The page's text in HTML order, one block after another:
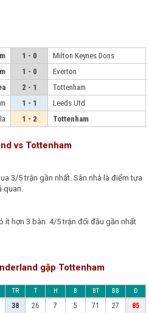
1 - 0
Milton Keynes Dons
1 - 0
Everton
2 - 1
Tottenham
1 - 1
Leeds Utd
1 - 2 Tottenham
vs Tottenham
3/5 trận gần nhất. Sân nhà là điểm tựa
quan.
ít hơn 3 bàn. 4/5 trận đối đầu gần nhất
gặp Tottenham
TR T H B BT BB Đ
38 26 7 5 71 27
85